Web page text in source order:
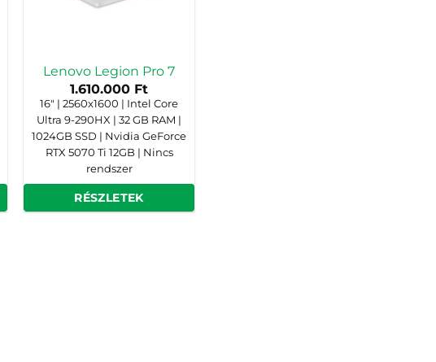
Lenovo Legion Pro 7
1.610.000 Ft
16" | 2560x1600 | Intel Core
Ultra 9-290HX | 32 GB RAM |
1024GB SSD | Nvidia GeForce
RTX 5070 Ti 12GB | Nincs
rendszer
RÉSZLETEK